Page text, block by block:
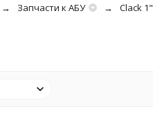
Запчасти к АБУ Clack 1"